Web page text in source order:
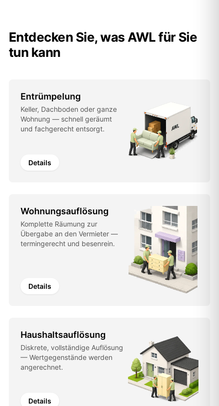
Entdecken Sie, was AWL für Sie
tun kann
Entrümpelung
Keller, Dachboden oder ganze
Wohnung — schnell geräumt
und fachgerecht entsorgt.
Details
Wohnungsauflösung
Komplette Räumung zur
Übergabe an den Vermieter —
termingerecht und besenrein.
Details
Haushaltsauflösung
Diskrete, vollständige Auflösung
— Wertgegenstände werden
angerechnet.
Details